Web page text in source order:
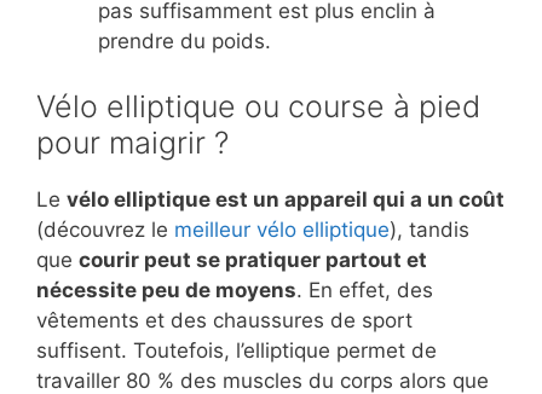
pas suffisamment est plus enclin à
prendre du poids.
Vélo elliptique ou course à pied
pour maigrir ?
Le vélo elliptique est un appareil qui a un coût
(découvrez le meilleur vélo elliptique), tandis
que courir peut se pratiquer partout et
nécessite peu de moyens. En effet, des
vêtements et des chaussures de sport
suffisent. Toutefois, l’elliptique permet de
travailler 80 % des muscles du corps alors que